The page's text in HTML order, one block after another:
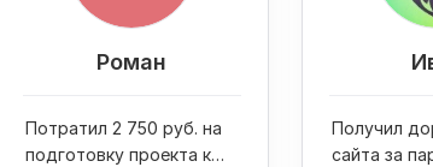
Роман
Потратил 2 750 руб. на
подготовку проекта к
Получил
сайта за